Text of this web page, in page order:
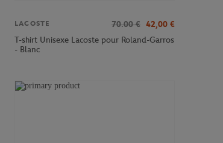
LACOSTE 70.00 € 42,00 €
T-shirt Unisexe Lacoste pour Roland-Garros
- Blanc